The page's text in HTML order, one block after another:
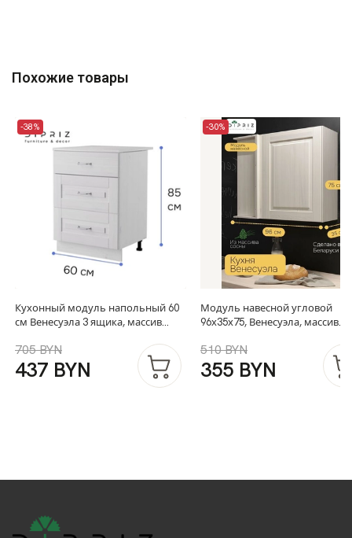
Похожие товары
-38%
Кухонный модуль напольный 60
см Венесуэла 3 ящика, массив
воск
705 BYN
437 BYN
-30%
Модуль навесной угловой
96х35х75, Венесуэла, массив
510 BYN
355 BYN